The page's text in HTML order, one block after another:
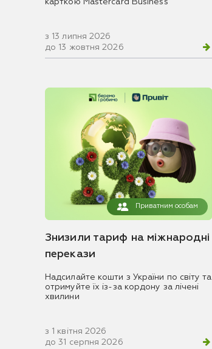
з 13 липня 2026
до 13 жовтня 2026
Приватним особам
Знизили тариф на міжнародні
перекази
Надсилайте кошти з України по світу та
отримуйте їх із-за кордону за лічені
хвилини
з 1 квітня 2026
до 31 серпня 2026